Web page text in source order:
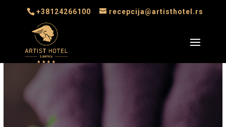
+38124266100 recepcija@artisthotel.rs